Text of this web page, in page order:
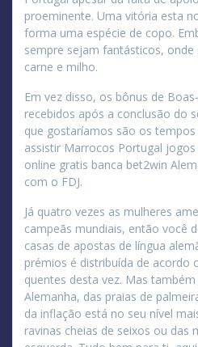
proeminente. Uma vitória esta
forma uma espécie de copo.
sempre sejam fantásticos,
carne e milho.
Em vez disso, os bônus de
recebidos após a conclusão do
que gostaríamos são os
assistir Marrocos Portugal
online gratis banca bet2win
com o FDJ.
Já quatro vezes as mulheres
campeãs mundiais, então você
casas de apostas de língua
prémios é distribuída de acordo
quentes desta vez. Mas
Alemanha, das praias de
da inflação está no seu nível
ravinas cheias de seixos ou das